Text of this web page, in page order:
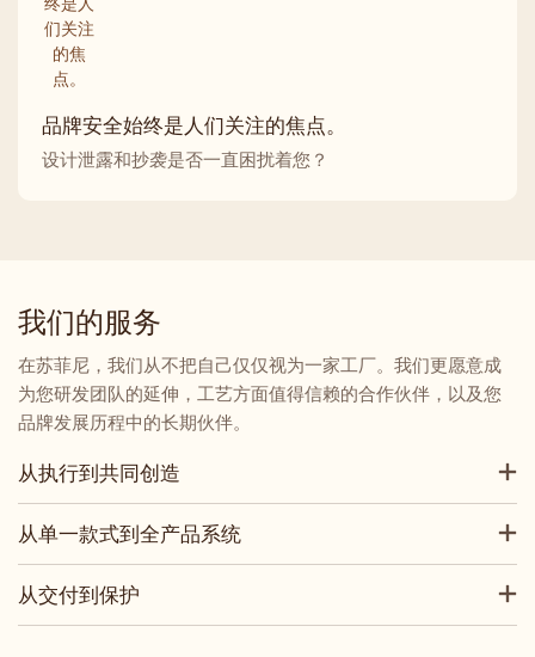
品牌安全始终是人们关注的焦点。
设计泄露和抄袭是否一直困扰着您？
我们的服务
在苏菲尼，我们从不把自己仅仅视为一家工厂。我们更愿意成
为您研发团队的延伸，工艺方面值得信赖的合作伙伴，以及您
品牌发展历程中的长期伙伴。
从执行到共同创造
从单一款式到全产品系统
从交付到保护